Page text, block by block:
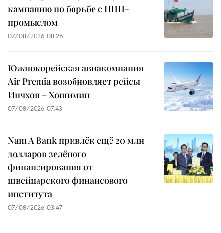
кампанию по борьбе с ННН-
промыслом
07/08/2026 08:26
Южнокорейская авиакомпания
Air Premia возобновляет рейсы
Инчхон – Хошимин
07/08/2026 07:43
Nam A Bank привлёк ещё 20 млн
долларов зелёного
финансирования от
швейцарского финансового
института
07/08/2026 03:47